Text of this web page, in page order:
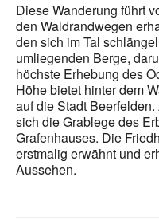
Diese Wanderung führt
den Waldrandwegen
den sich im Tal
umliegenden Berge,
höchste Erhebung des
Höhe bietet hinter dem
auf die Stadt
sich die Grablege des
Grafenhauses. Die
erstmalig erwähnt und
Aussehen.